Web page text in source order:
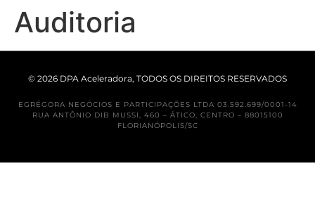
Auditoria
© 2026 DPA Aceleradora, TODOS OS DIREITOS RESERVADOS
EGRÉGORA NEGÓCIOS E PARTICIPAÇÕES LTDA 03.592.699/0001-14
RUA ANTÔNIO DIB MUSSI, 460 – ÁTICO, CENTRO – 88015100
FLORIANÓPOLIS/SC